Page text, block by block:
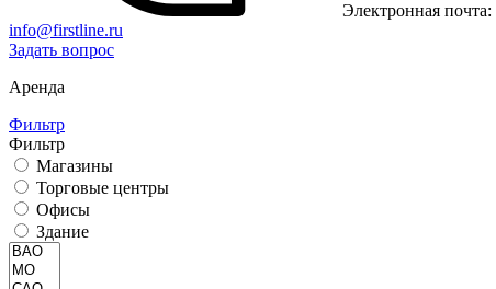
Электронная почта:
info@firstline.ru
Задать вопрос
Аренда
Фильтр
Фильтр
Магазины
Торговые центры
Офисы
Здание